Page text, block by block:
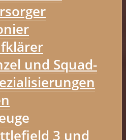
und Squad-
3 und